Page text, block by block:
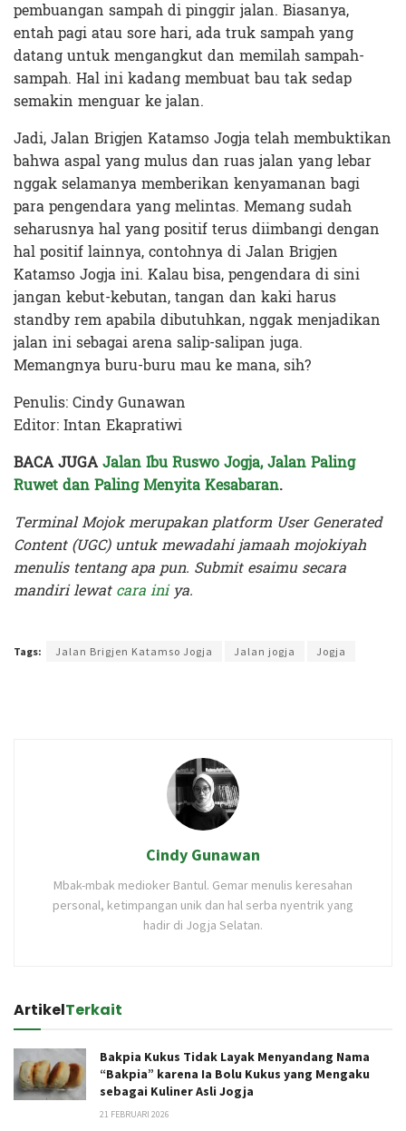
pembuangan sampah di pinggir jalan. Biasanya,
entah pagi atau sore hari, ada truk sampah yang
datang untuk mengangkut dan memilah sampah-
sampah. Hal ini kadang membuat bau tak sedap
semakin menguar ke jalan.
Jadi, Jalan Brigjen Katamso Jogja telah membuktikan
bahwa aspal yang mulus dan ruas jalan yang lebar
nggak selamanya memberikan kenyamanan bagi
para pengendara yang melintas. Memang sudah
seharusnya hal yang positif terus diimbangi dengan
hal positif lainnya, contohnya di Jalan Brigjen
Katamso Jogja ini. Kalau bisa, pengendara di sini
jangan kebut-kebutan, tangan dan kaki harus
standby rem apabila dibutuhkan, nggak menjadikan
jalan ini sebagai arena salip-salipan juga.
Memangnya buru-buru mau ke mana, sih?
Penulis: Cindy Gunawan
Editor: Intan Ekapratiwi
BACA JUGAJalan Ibu Ruswo Jogja, Jalan Paling
Ruwet dan Paling Menyita Kesabaran.
Terminal Mojok merupakan platform User Generated
Content (UGC) untuk mewadahi jamaah mojokiyah
menulis tentang apa pun. Submit esaimu secara
mandiri lewatcara iniya.
Tags: Jalan Brigjen Katamso Jogja Jalan jogja Jogja
Cindy Gunawan
Mbak-mbak medioker Bantul. Gemar menulis keresahan
personal, ketimpangan unik dan hal serba nyentrik yang
hadir di Jogja Selatan.
ArtikelTerkait
Bakpia Kukus Tidak Layak Menyandang Nama
“Bakpia” karena Ia Bolu Kukus yang Mengaku
sebagai Kuliner Asli Jogja
21 FEBRUARI 2026